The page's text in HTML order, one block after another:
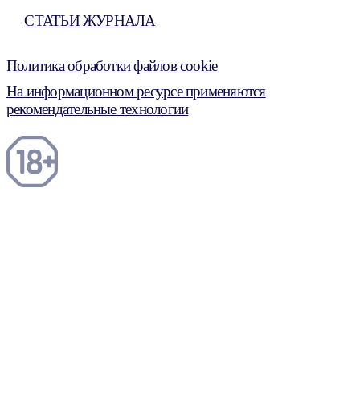
СТАТЬИ ЖУРНАЛА
Политика обработки файлов cookie
На информационном ресурсе применяются
рекомендательные технологии